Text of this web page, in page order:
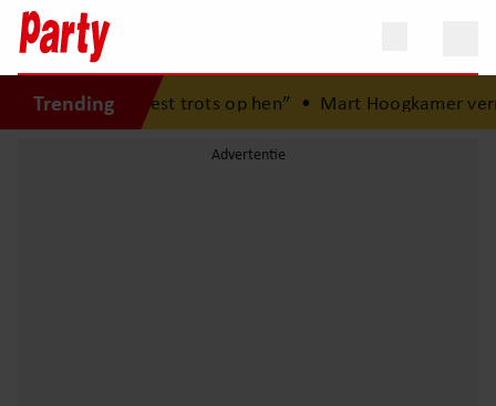
Trending
ben het meest trots op hen”• Mart Hoogkamer